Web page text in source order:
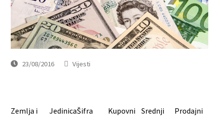
23/08/2016 Vijesti
Zemlja i
JedinicaŠifra
Kupovni Srednji Prodajni